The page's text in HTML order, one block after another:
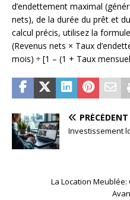
d’endettement maximal
nets), de la durée du prêt et
calcul précis, utilisez la
(Revenus nets × Taux
mois) ÷ [1 – (1 + Taux
PRÉCÉDENT
Investissement
La Location